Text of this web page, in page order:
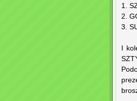
1.
2.
3.
I